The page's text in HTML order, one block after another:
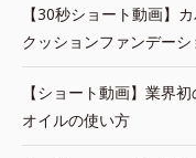
【30秒ショート動画】
クッションファンデー
【ショート動画】業界
オイルの使い方